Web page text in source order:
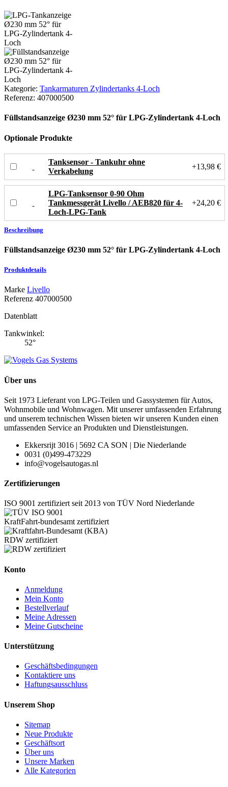
Kategorie: Tankarmaturen Zylindertanks 4-Loch
Referenz: 407000500
Füllstandsanzeige Ø230 mm 52° für LPG-Zylindertank 4-Loch
Optionale Produkte
Tanksensor - Tankuhr ohne
Verkabelung
+13,98 €
LPG-Tanksensor 0-90 Ohm
Tankmessgerät Livello / AEB820 für 4-
Loch-LPG-Tank
+24,20 €
Beschreibung
Füllstandsanzeige Ø230 mm 52° für LPG-Zylindertank 4-Loch
Produktdetails
Marke Livello
Referenz 407000500
Datenblatt
Tankwinkel:
52°
Über uns
Seit 1973 Lieferant von LPG-Teilen und Gassystemen für Autos,
Wohnmobile und Wohnwagen. Mit unserer umfassenden Erfahrung
und unserem technischen Wissen bieten wir unseren Kunden einen
umfassenden Service an Produkten und Dienstleistungen.
Ekkersrijt 3016 | 5692 CA SON | Die Niederlande
0031 (0)499-473229
info@vogelsautogas.nl
Zertifizierungen
ISO 9001 zertifiziert seit 2013 von TÜV Nord Niederlande
KraftFahrt-bundesamt zertifiziert
RDW zertifiziert
Konto
Anmeldung
Mein Konto
Bestellverlauf
Meine Adressen
Meine Gutscheine
Unterstützung
Geschäftsbedingungen
Kontaktiere uns
Haftungsausschluss
Unserem Shop
Sitemap
Neue Produkte
Geschäftsort
Über uns
Unsere Marken
Alle Kategorien